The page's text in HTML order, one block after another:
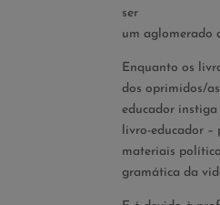
ser
um aglomerado
Enquanto os
dos oprimidos/
educador
livro-educador
materiais
gramática da